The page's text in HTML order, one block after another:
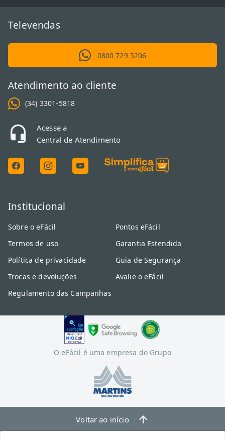
Televendas
0800 729 5206
Atendimento ao cliente
(34) 3301-5818
Acesse a
Central de Atendimento
Institucional
Sobre o eFácil
Termos de uso
Política de privacidade
Trocas e devoluções
Regulamento das Campanhas
Pontos eFácil
Garantia Estendida
Guia de Segurança
Avalie o eFácil
O eFácil é uma empresa do Grupo
Voltar ao início